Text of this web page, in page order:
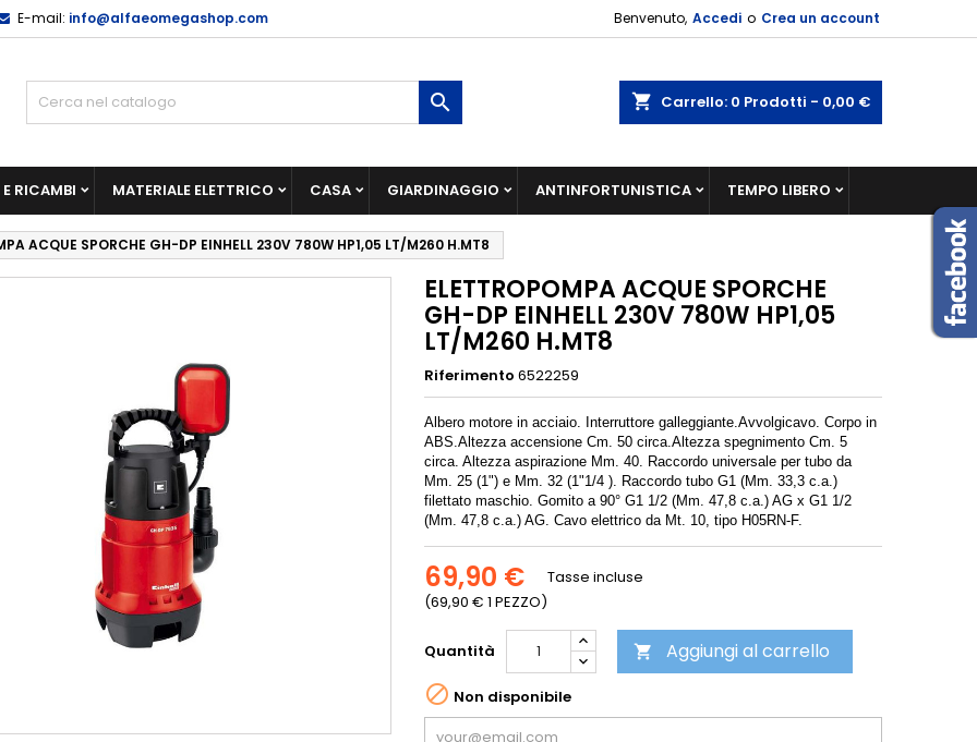
E-mail: info@alfaeomegashop.com Benvenuto, Accedi o Crea un account
shopping_cart Carrello: 0 Prodotti - 0,00 €

RICAMBI MATERIALE ELETTRICO CASA GIARDINAGGIO ANTINFORTUNISTICA TEMPO LIBERO
ACQUE SPORCHE GH-DP EINHELL 230V 780W HP1,05 LT/M260 H.MT8
ELETTROPOMPA ACQUE SPORCHE
GH-DP EINHELL 230V 780W HP1,05
LT/M260 H.MT8
Riferimento 6522259
Albero motore in acciaio. Interruttore galleggiante.Avvolgicavo. Corpo in
ABS.Altezza accensione Cm. 50 circa.Altezza spegnimento Cm. 5
circa. Altezza aspirazione Mm. 40. Raccordo universale per tubo da
Mm. 25 (1") e Mm. 32 (1"1/4 ). Raccordo tubo G1 (Mm. 33,3 c.a.)
filettato maschio. Gomito a 90° G1 1/2 (Mm. 47,8 c.a.) AG x G1 1/2
(Mm. 47,8 c.a.) AG. Cavo elettrico da Mt. 10, tipo H05RN-F.
69,90 €
(69,90 € 1 PEZZO)
Tasse incluse
Quantità  Aggiungi al carrello
 Non disponibile